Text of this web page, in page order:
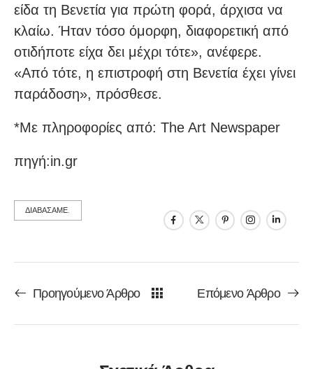
είδα τη Βενετία για πρώτη φορά, άρχισα να
κλαίω. Ήταν τόσο όμορφη, διαφορετική από
οτιδήποτε είχα δει μέχρι τότε», ανέφερε.
«Από τότε, η επιστροφή στη Βενετία έχει γίνει
παράδοση», πρόσθεσε.
*Με πληροφορίες από: The Art Newspaper
πηγή:in.gr
ΔΙΑΒΑΣΑΜΕ.
Προηγούμενο Άρθρο Επόμενο Άρθρο